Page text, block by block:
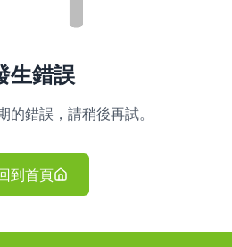
生錯誤
的錯誤，請稍後再試。
到首頁